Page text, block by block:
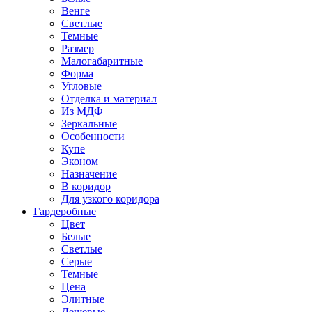
Венге
Светлые
Темные
Размер
Малогабаритные
Форма
Угловые
Отделка и материал
Из МДФ
Зеркальные
Особенности
Купе
Эконом
Назначение
В коридор
Для узкого коридора
Гардеробные
Цвет
Белые
Светлые
Серые
Темные
Цена
Элитные